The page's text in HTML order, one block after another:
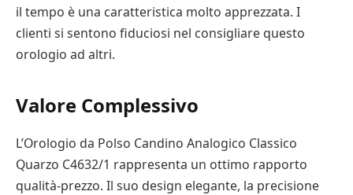
il tempo è una caratteristica molto apprezzata. I
clienti si sentono fiduciosi nel consigliare questo
orologio ad altri.
Valore Complessivo
L’Orologio da Polso Candino Analogico Classico
Quarzo C4632/1 rappresenta un ottimo rapporto
qualità-prezzo. Il suo design elegante, la precisione